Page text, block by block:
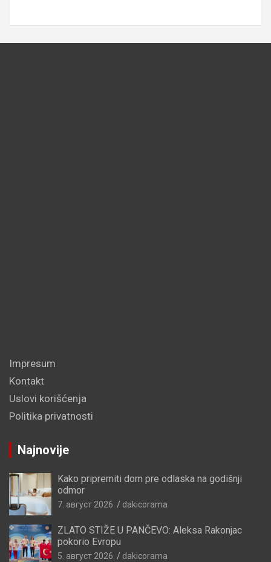
Impresum
Kontakt
Uslovi korišćenja
Politika privatnosti
Najnovije
Kako pripremiti dom pre odlaska na godišnji
odmor
7. август 2026. dakicorama
ZLATO STIŽE U PANČEVO: Aleksa Rakonjac
pokorio Evropu
5. август 2026. dakicorama